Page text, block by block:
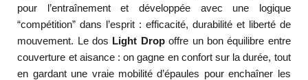
pour l’entraînement et développée avec une logique
“compétition” dans l’esprit : efficacité, durabilité et liberté de
mouvement. Le dos Light Dropoffre un bon équilibre entre
couverture et aisance : on gagne en confort sur la durée, tout
en gardant une vraie mobilité d’épaules pour enchaîner les